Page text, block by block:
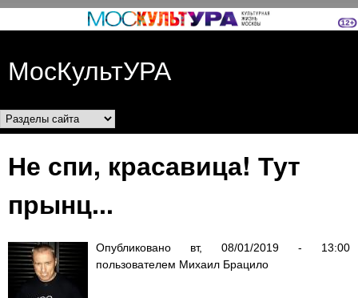
Перейти к основному
МосКультУРА
Разделы сайта
Не спи, красавица! Тут
прынц...
Опубликовано вт, 08/01/2019 - 13:00
пользователем Михаил Брацило